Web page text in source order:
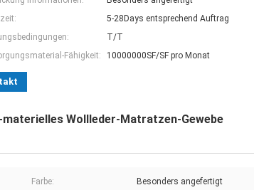
5-28Days entsprechend Auftrag
T/T
Fähigkeit:
10000000SF/SF pro Monat
Wollleder-Matratzen-Gewebe
Farbe: Besonders angefertigt